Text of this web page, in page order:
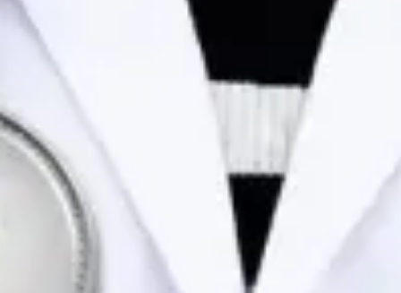
Colégio Especialidade Pediatria
Portuguese, English
Marcar consulta
Dra. Joana Branco Maia — General Practitioner / Psychologist,
Global Health Portugal Dra. Joana Branco Maia — General
Practitioner / Psychologist at Global Health Portugal. Book an